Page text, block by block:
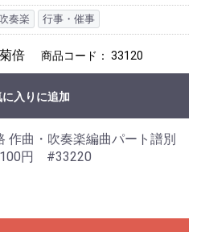
吹奏楽 行事・催事
菊倍 商品コード： 33120
に入りに追加
作曲・吹奏楽編曲パート譜別
円 #33220